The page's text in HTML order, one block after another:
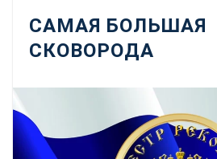
САМАЯ БОЛЬШАЯ
СКОВОРОДА